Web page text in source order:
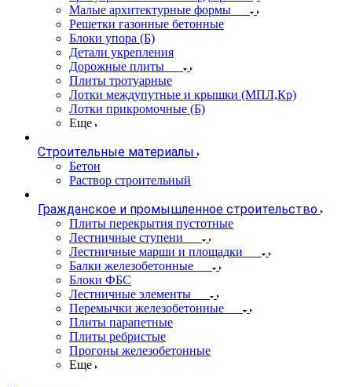
Малые архитектурные формы
Решетки газонные бетонные
Блоки упора (Б)
Детали укрепления
Дорожные плиты
Плиты тротуарные
Лотки междупутные и крышки (МПЛ,Кр)
Лотки прикромочные (Б)
Еще
Строительные материалы
Бетон
Раствор строительный
Гражданское и промышленное строительство
Плиты перекрытия пустотные
Лестничные ступени
Лестничные марши и площадки
Балки железобетонные
Блоки ФБС
Лестничные элементы
Перемычки железобетонные
Плиты парапетные
Плиты ребристые
Прогоны железобетонные
Еще